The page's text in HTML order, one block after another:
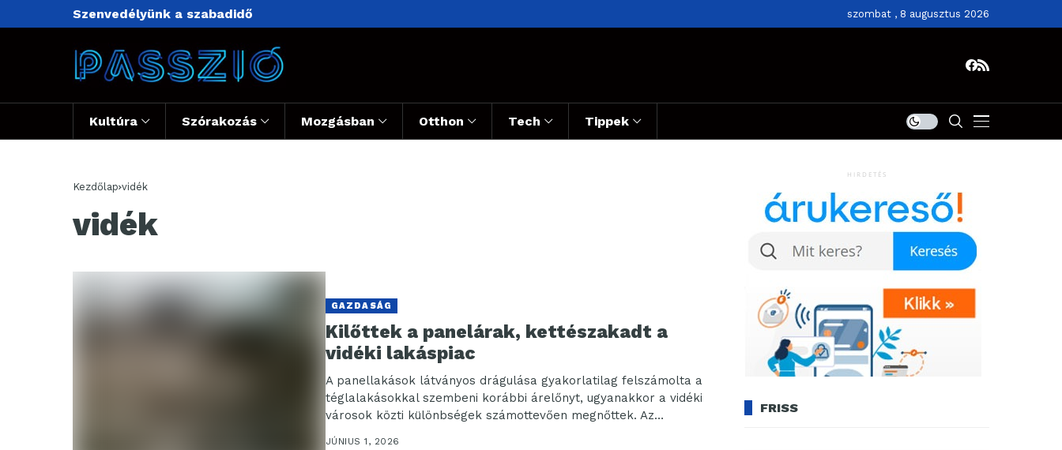
Szenvedélyünk a szabadidő szombat , 8 augusztus 2026
Kultúra Szórakozás Mozgásban Otthon Tech Tippek
Kezdőlap vidék
vidék
GAZDASÁG
Kilőttek a panelárak, kettészakadt a
vidéki lakáspiac
A panellakások látványos drágulása gyakorlatilag felszámolta a
téglalakásokkal szembeni korábbi árelőnyt, ugyanakkor a vidéki
városok közti különbségek számottevően megnőttek. Az
áremelkedést elsősorban az...
JÚNIUS 1, 2026
HIRDETÉS
FRISS